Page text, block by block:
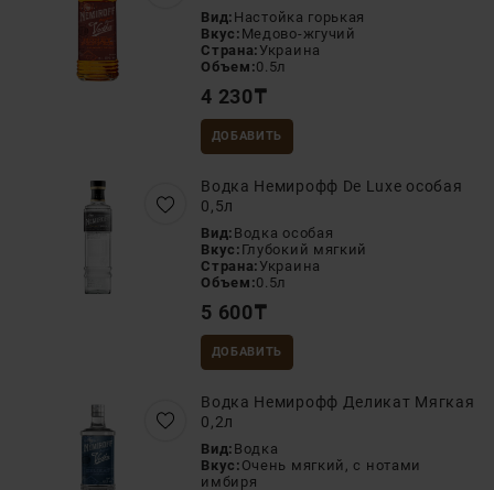
Вид: Настойка горькая
Вкус: Медово-жгучий
Страна: Украина
Объем:0.5л
4 230₸
ДОБАВИТЬ
Водка Немирофф De Luxe особая
0,5л
Вид: Водка особая
Вкус: Глубокий мягкий
Страна: Украина
Объем:0.5л
5 600₸
ДОБАВИТЬ
Водка Немирофф Деликат Мягкая
0,2л
Вид: Водка
Вкус: Очень мягкий, с нотами
имбиря